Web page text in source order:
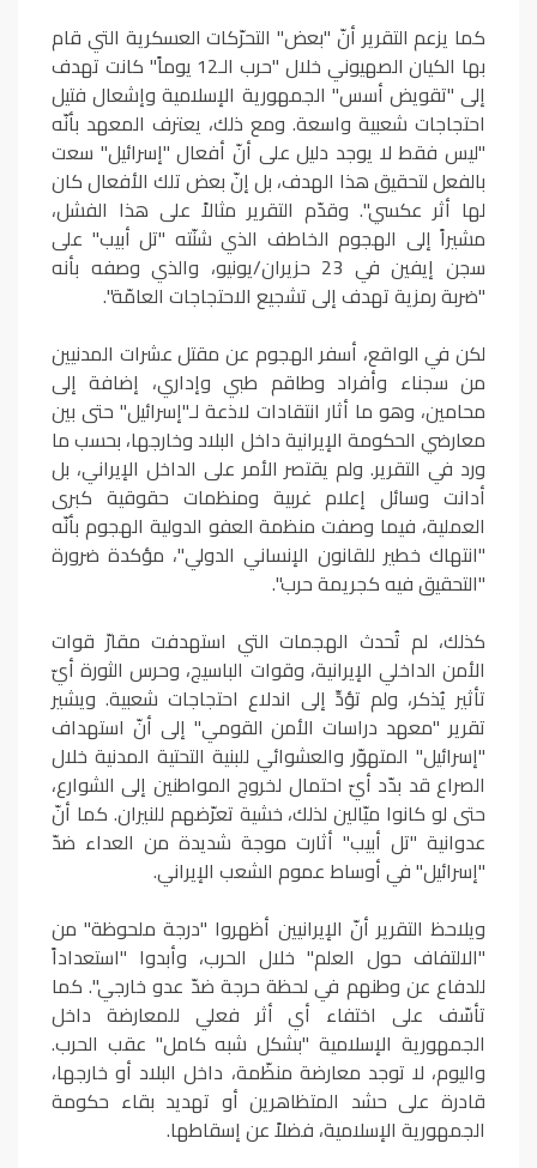
كما يزعم التقرير أنّ "بعض" التحرّكات العسكرية التي قام
بها الكيان الصهيوني خلال "حرب الـ12 يوماً" كانت تهدف
إلى "تقويض أسس" الجمهورية الإسلامية وإشعال فتيل
احتجاجات شعبية واسعة. ومع ذلك، يعترف المعهد بأنّه
"ليس فقط لا يوجد دليل على أنّ أفعال "إسرائيل" سعت
بالفعل لتحقيق هذا الهدف، بل إنّ بعض تلك الأفعال كان
لها أثر عكسي". وقدّم التقرير مثالاً على هذا الفشل،
مشيراً إلى الهجوم الخاطف الذي شنّته "تل أبيب" على
سجن إيفين في 23 حزيران/يونيو، والذي وصفه بأنه
"ضربة رمزية تهدف إلى تشجيع الاحتجاجات العامّة".
لكن في الواقع، أسفر الهجوم عن مقتل عشرات المدنيين
من سجناء وأفراد وطاقم طبي وإداري، إضافة إلى
محامين، وهو ما أثار انتقادات لاذعة لـ"إسرائيل" حتى بين
معارضي الحكومة الإيرانية داخل البلاد وخارجها، بحسب ما
ورد في التقرير. ولم يقتصر الأمر على الداخل الإيراني، بل
أدانت وسائل إعلام غربية ومنظمات حقوقية كبرى
العملية، فيما وصفت منظمة العفو الدولية الهجوم بأنّه
"انتهاك خطير للقانون الإنساني الدولي"، مؤكدة ضرورة
"التحقيق فيه كجريمة حرب".
كذلك، لم تُحدث الهجمات التي استهدفت مقارّ قوات
الأمن الداخلي الإيرانية، وقوات الباسيج، وحرس الثورة أيّ
تأثير يُذكر، ولم تؤدِّ إلى اندلاع احتجاجات شعبية. ويشير
تقرير "معهد دراسات الأمن القومي" إلى أنّ استهداف
"إسرائيل" المتهوّر والعشوائي للبنية التحتية المدنية خلال
الصراع قد بدّد أيّ احتمال لخروج المواطنين إلى الشوارع،
حتى لو كانوا ميّالين لذلك، خشية تعرّضهم للنيران. كما أنّ
عدوانية "تل أبيب" أثارت موجة شديدة من العداء ضدّ
"إسرائيل" في أوساط عموم الشعب الإيراني.
ويلاحظ التقرير أنّ الإيرانيين أظهروا "درجة ملحوظة" من
"الالتفاف حول العلم" خلال الحرب، وأبدوا "استعداداً
للدفاع عن وطنهم في لحظة حرجة ضدّ عدو خارجي". كما
تأسّف على اختفاء أي أثر فعلي للمعارضة داخل
الجمهورية الإسلامية "بشكل شبه كامل" عقب الحرب.
واليوم، لا توجد معارضة منظّمة، داخل البلاد أو خارجها،
قادرة على حشد المتظاهرين أو تهديد بقاء حكومة
الجمهورية الإسلامية، فضلاً عن إسقاطها.